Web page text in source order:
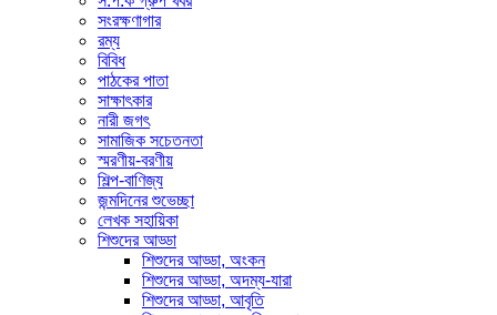
সংরক্ষণাগার
রম্য
বিবিধ
পাঠকের পাতা
সাক্ষাৎকার
নারী জগৎ
সামাজিক সচেতনতা
স্মরণীয়-বরণীয়
শিল্প-বাণিজ্য
জন্মদিনের শুভেচ্ছা
লেখক সহায়িকা
শিশুদের আড্ডা
শিশুদের আড্ডা, অংকন
শিশুদের আড্ডা, অদম্য-যারা
শিশুদের আড্ডা, আবৃতি